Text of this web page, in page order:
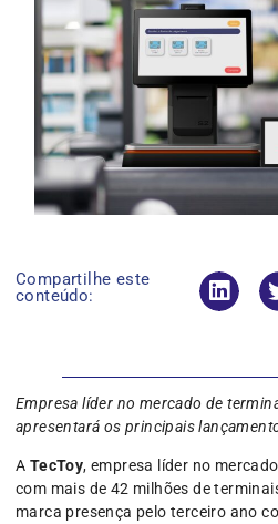
Compartilhe este
conteúdo:
Empresa líder no mercado de
apresentará os principais
A TecToy, empresa líder no
com mais de 42 milhões de
marca presença pelo terceiro ano